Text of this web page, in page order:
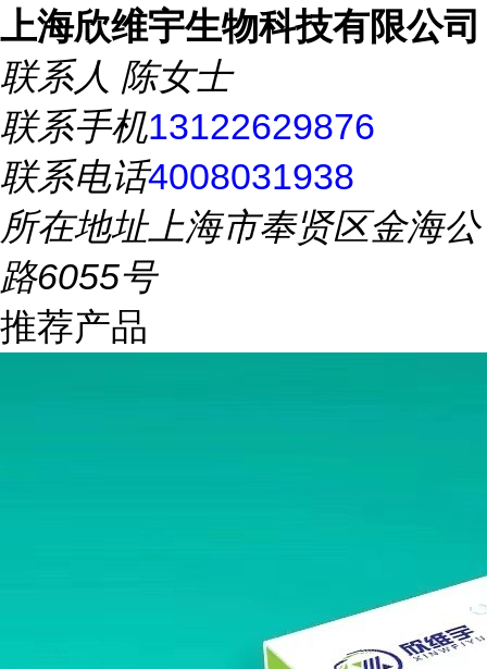
上海欣维宇生物科技有限公司
联系人 陈女士
联系手机13122629876
联系电话4008031938
所在地址上海市奉贤区金海公
路6055号
推荐产品